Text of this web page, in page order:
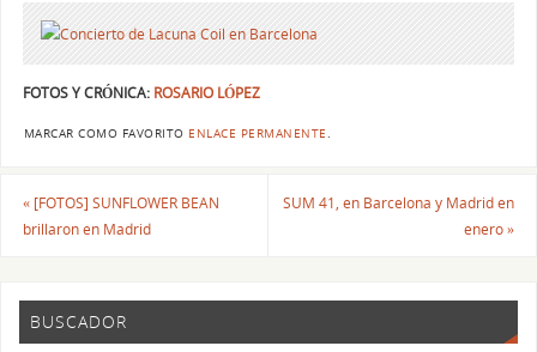
FOTOS Y CRÓNICA: ROSARIO LÓPEZ
MARCAR COMO FAVORITO ENLACE PERMANENTE
«[FOTOS] SUNFLOWER BEAN
brillaron en Madrid
SUM 41, en Barcelona y Madrid en
enero»
BUSCADOR